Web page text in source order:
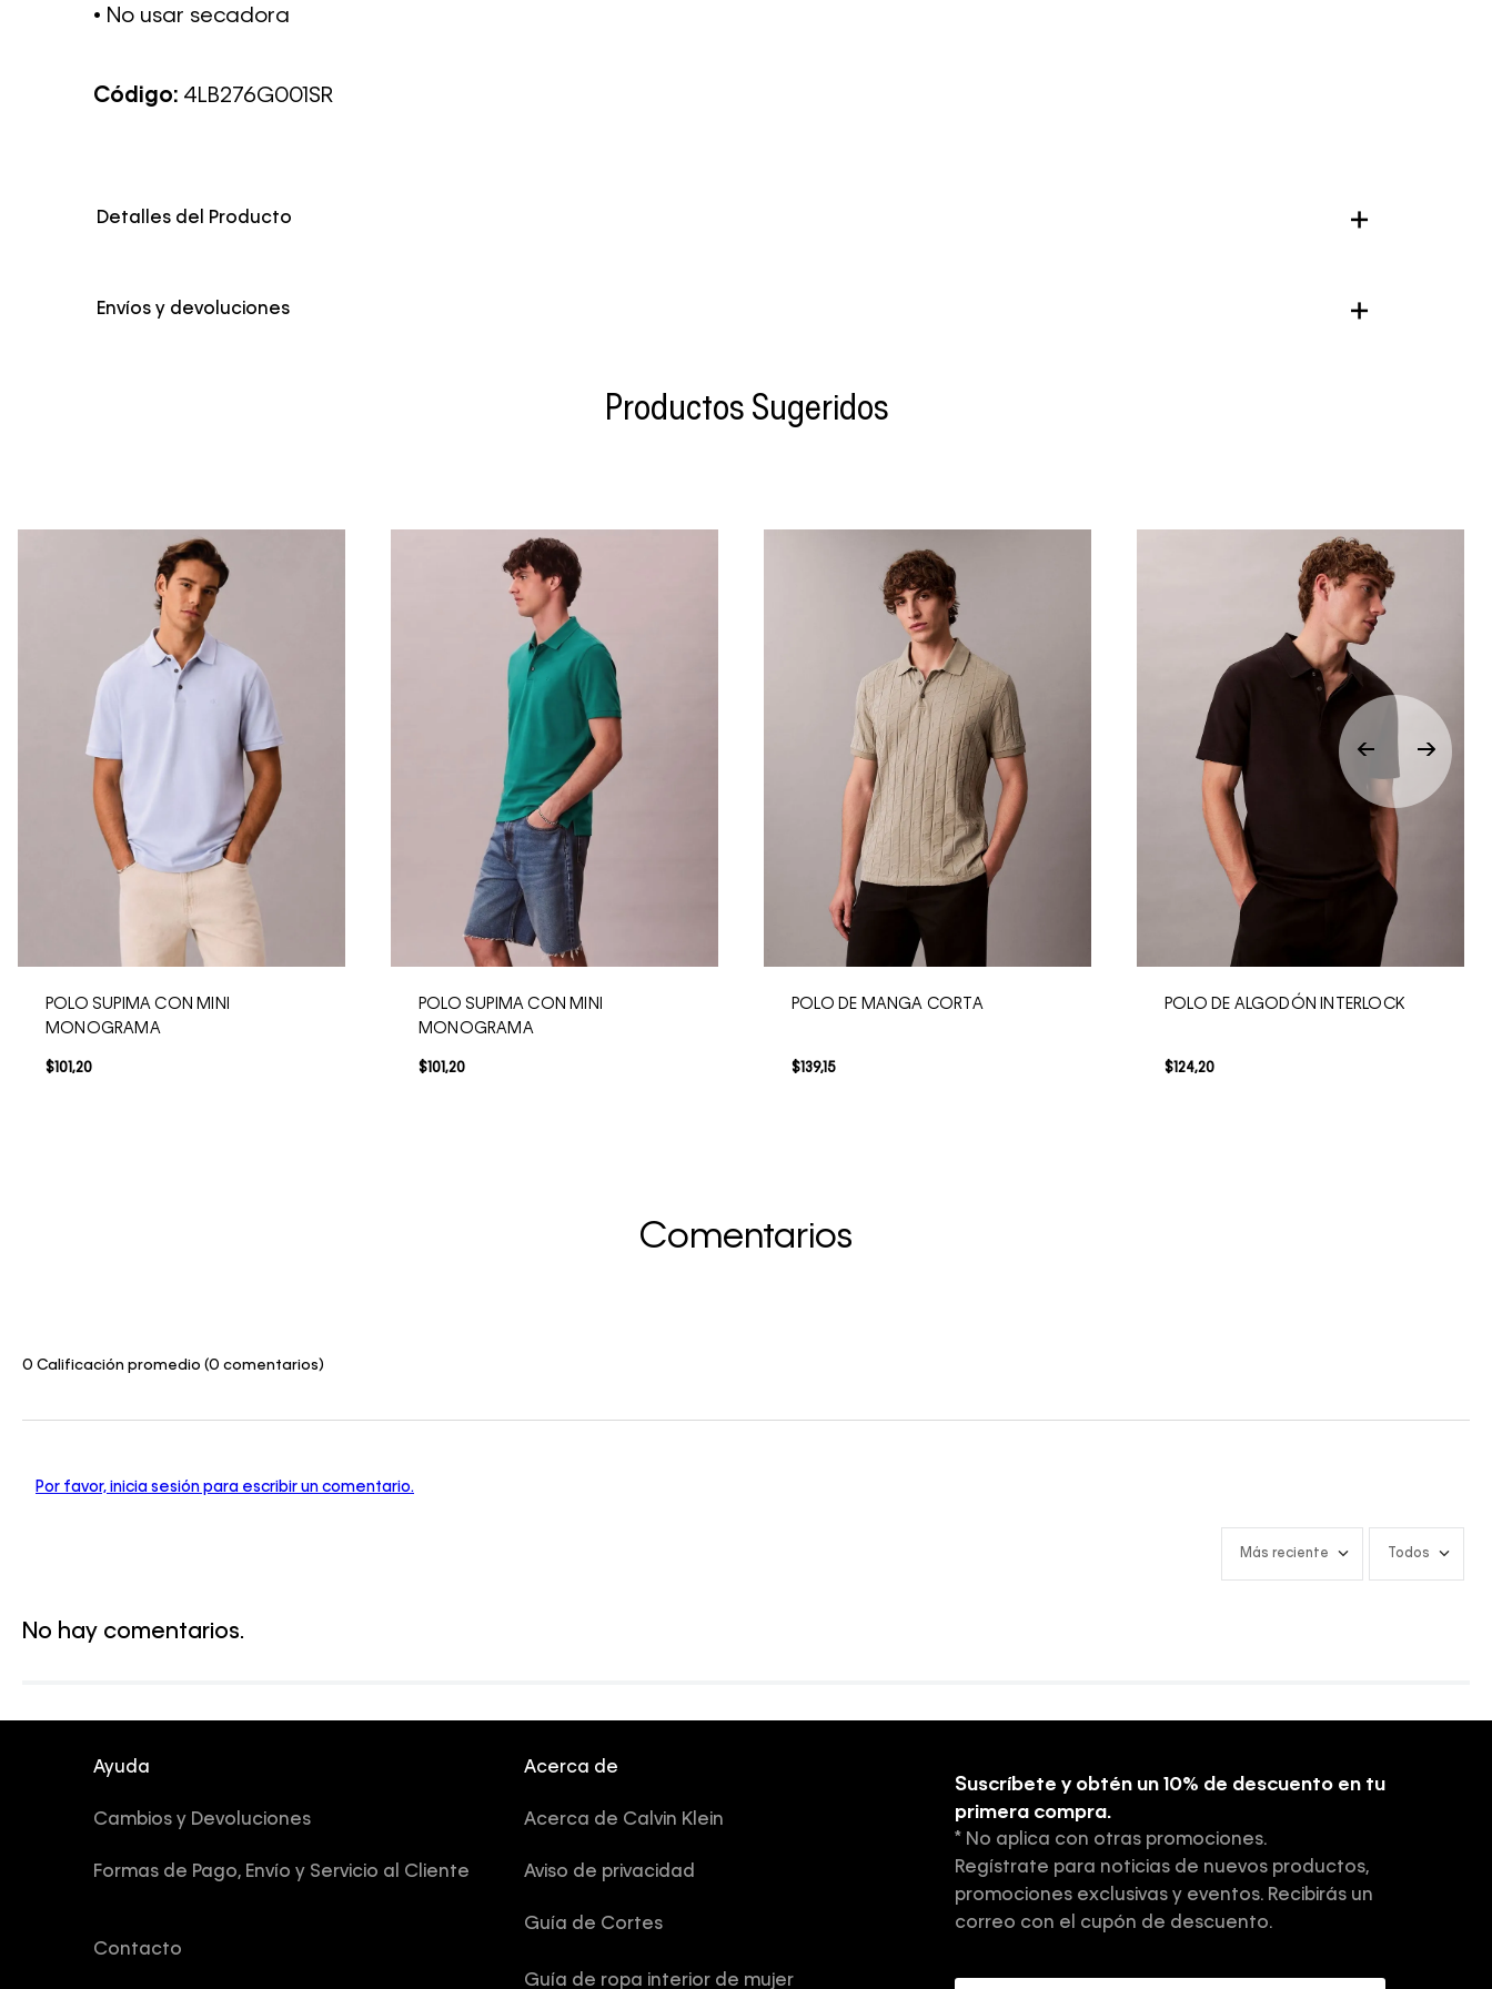
• No usar secadora
Código: 4LB276G001SR
Detalles del Producto
Genero
Envíos y devoluciones
Productos Sugeridos
POLO SUPIMA CON MINI
MONOGRAMA
$101,20
POLO SUPIMA CON MINI
MONOGRAMA
$101,20
POLO DE MANGA CORTA
$139,15
POLO DE ALGODÓN INTERLOCK
$124,20
Comentarios
0 Calificación promedio (0 comentarios)
Por favor, inicia sesión para escribir un comentario.
Más reciente Todos
No hay comentarios.
Ayuda
Cambios y Devoluciones
Formas de Pago, Envío y Servicio al Cliente
Contacto
Acerca de
Acerca de Calvin Klein
Aviso de privacidad
Guía de Cortes
Guía de ropa interior de mujer
Suscríbete y obtén un 10% de descuento en tu
primera compra.
* No aplica con otras promociones.
Regístrate para noticias de nuevos productos,
promociones exclusivas y eventos. Recibirás un
correo con el cupón de descuento.